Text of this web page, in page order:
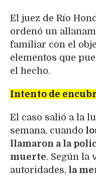
El juez de Río
ordenó un
familiar con el
elementos que
el hecho.
Intento de
El caso salió a la
semana, cuando
llamaron a la
muerte. Según la
autoridades, la